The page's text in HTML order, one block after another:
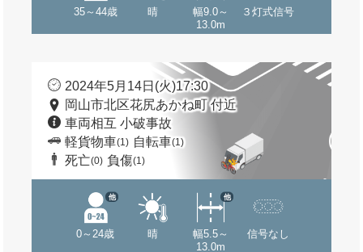
35～44歳 晴
幅9.0～
13.0m
３灯式信号
2024年5月14日(火)17:30
岡山市北区花尻あかね町 付近
車両相互 小破事故
軽貨物車(1) 自転車(1)
死亡(0) 負傷(1)
0～24歳
他
晴
幅5.5～
13.0m
他
信号なし